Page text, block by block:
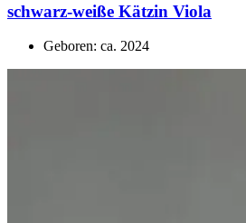
schwarz-weiße Kätzin Viola
Geboren: ca. 2024